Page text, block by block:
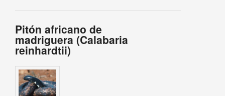
Pitón africano de
madriguera (Calabaria
reinhardtii)